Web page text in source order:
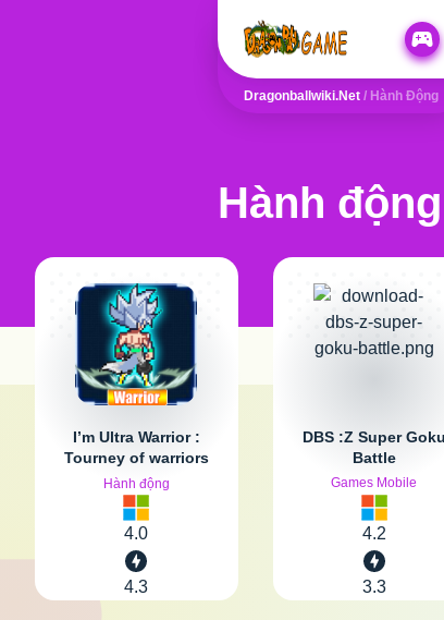
Dragonballwiki.net / Hành Động
Hành động
I’m Ultra Warrior :
Tourney of warriors
V.5
Hành động
4.0
4.3
DBS :Z Super Goku
Battle
Games Mobile
4.2
3.3